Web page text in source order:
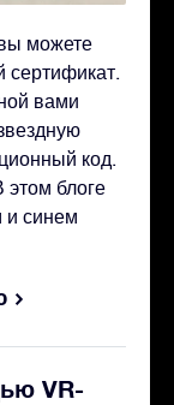
можете
вами
код.
этом блоге
и синем
VR-